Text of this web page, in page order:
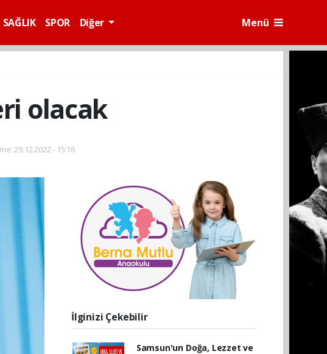
SAĞLIK SPOR Diğer Menü
olacak
29.12.2022 - 15:16
İlginizi Çekebilir
Samsun'un Doğa, Lezzet ve